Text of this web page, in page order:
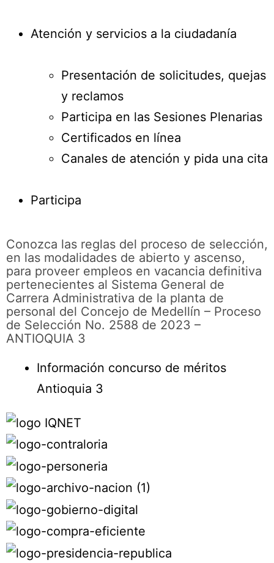
Atención y servicios a la ciudadanía
Presentación de solicitudes, quejas
y reclamos
Participa en las Sesiones Plenarias
Certificados en línea
Canales de atención y pida una cita
Participa
Conozca las reglas del proceso de selección,
en las modalidades de abierto y ascenso,
para proveer empleos en vacancia definitiva
pertenecientes al Sistema General de
Carrera Administrativa de la planta de
personal del Concejo de Medellín – Proceso
de Selección No. 2588 de 2023 –
ANTIOQUIA 3
Información concurso de méritos
Antioquia 3